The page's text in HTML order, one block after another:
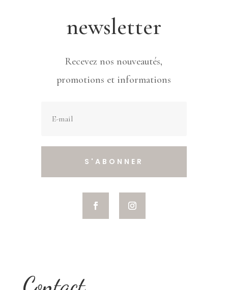
newsletter
Recevez nos nouveautés,
promotions et informations
S'ABONNER